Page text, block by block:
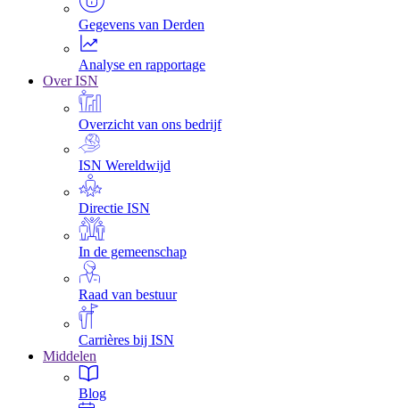
Gegevens van Derden
Analyse en rapportage
Over ISN
Overzicht van ons bedrijf
ISN Wereldwijd
Directie ISN
In de gemeenschap
Raad van bestuur
Carrières bij ISN
Middelen
Blog